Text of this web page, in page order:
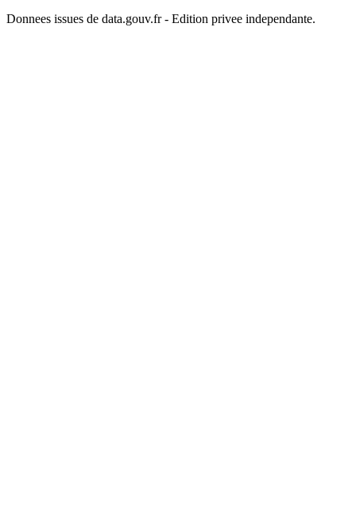
Donnees issues de data.gouv.fr - Edition privee independante.